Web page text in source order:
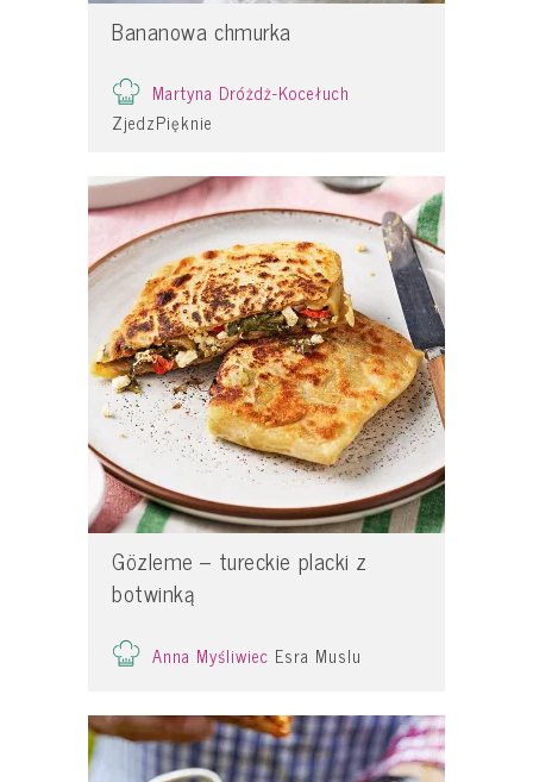
Bananowa chmurka
Martyna Dróżdż-Kocełuch
ZjedzPięknie
Gözleme – tureckie placki z
botwinką
Anna Myśliwiec Esra Muslu